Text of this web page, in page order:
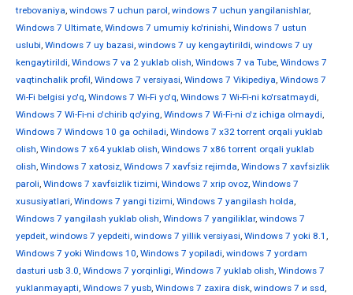
trebovaniya, windows 7 uchun parol, windows 7 uchun yangilanishlar,
Windows 7 Ultimate, Windows 7 umumiy ko'rinishi, Windows 7 ustun
uslubi, Windows 7 uy bazasi, windows 7 uy kengaytirildi, windows 7 uy
kengaytirildi, Windows 7 va 2 yuklab olish, Windows 7 va Tube, Windows 7
vaqtinchalik profil, Windows 7 versiyasi, Windows 7 Vikipediya, Windows 7
Wi-Fi belgisi yo'q, Windows 7 Wi-Fi yo'q, Windows 7 Wi-Fi-ni ko'rsatmaydi,
Windows 7 Wi-Fi-ni o'chirib qo'ying, Windows 7 Wi-Fi-ni o'z ichiga olmaydi,
Windows 7 Windows 10 ga ochiladi, Windows 7 x32 torrent orqali yuklab
olish, Windows 7 x64 yuklab olish, Windows 7 x86 torrent orqali yuklab
olish, Windows 7 xatosiz, Windows 7 xavfsiz rejimda, Windows 7 xavfsizlik
paroli, Windows 7 xavfsizlik tizimi, Windows 7 xrip ovoz, Windows 7
xususiyatlari, Windows 7 yangi tizimi, Windows 7 yangilash holda,
Windows 7 yangilash yuklab olish, Windows 7 yangiliklar, windows 7
yepdeit, windows 7 yepdeiti, windows 7 yillik versiyasi, Windows 7 yoki 8.1 ,
Windows 7 yoki Windows 10, Windows 7 yopiladi, windows 7 yordam
dasturi usb 3.0, Windows 7 yorqinligi, Windows 7 yuklab olish, Windows 7
yuklanmayapti, Windows 7 yusb, Windows 7 zaxira disk, windows 7 и ssd,